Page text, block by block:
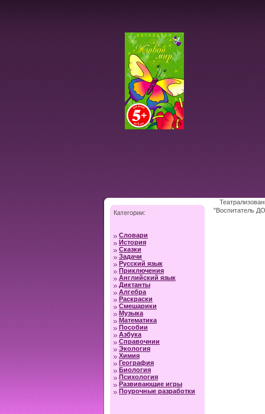
Категории:
Словари
История
Сказки
Задачи
Русский язык
Приключения
Английский язык
Диктанты
Алгебра
Раскраски
Смешарики
Музыка
Математика
Пособии
Азбука
Справочнии
Экология
Химия
География
Биология
Психология
Развивающие игры
Поурочные разработки
"Воспитатель